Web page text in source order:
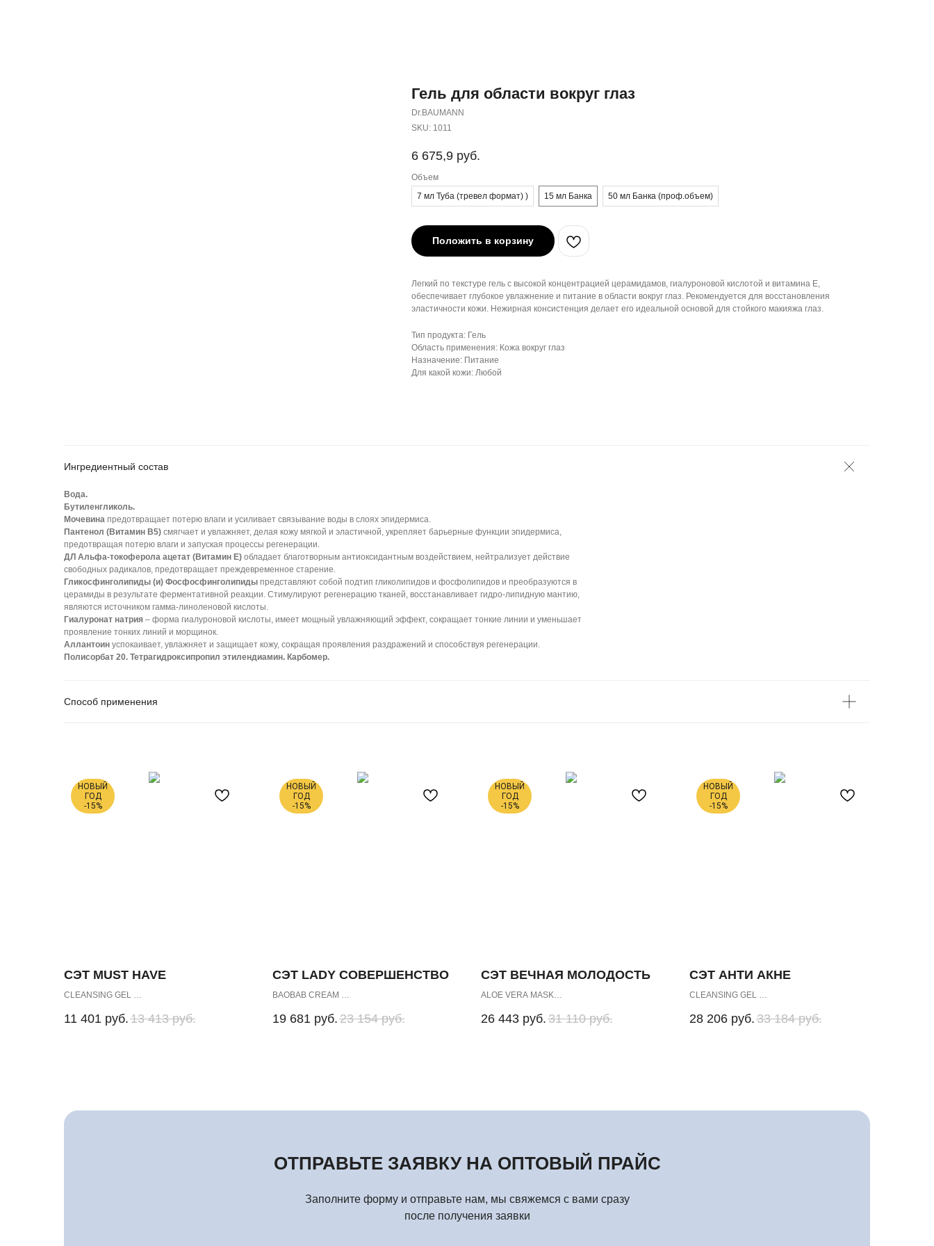
Гель для области вокруг глаз
Dr.BAUMANN
SKU: 1011
6 675,9 руб.
Объем
7 мл Туба (тревел формат) )
15 мл Банка 50 мл Банка (проф.объем)
Положить в корзину
Легкий по текстуре гель с высокой концентрацией церамидамов, гиалуроновой кислотой и витамина Е,
обеспечивает глубокое увлажнение и питание в области вокруг глаз. Рекомендуется для восстановления
эластичности кожи. Нежирная консистенция делает его идеальной основой для стойкого макияжа глаз.
Тип продукта: Гель
Область применения: Кожа вокруг глаз
Назначение: Питание
Для какой кожи: Любой
Ингредиентный состав
Вода.
Бутиленгликоль.
Мочевина предотвращает потерю влаги и усиливает связывание воды в слоях эпидермиса.
Пантенол (Витамин B5) смягчает и увлажняет, делая кожу мягкой и эластичной, укрепляет барьерные функции эпидермиса,
предотвращая потерю влаги и запуская процессы регенерации.
ДЛ Альфа-токоферола ацетат (Витамин Е) обладает благотворным антиоксидантным воздействием, нейтрализует действие
свободных радикалов, предотвращает преждевременное старение.
Гликосфинголипиды (и) Фосфосфинголипиды представляют собой подтип гликолипидов и фосфолипидов и преобразуются в
церамиды в результате ферментативной реакции. Стимулируют регенерацию тканей, восстанавливает гидро-липидную мантию,
являются источником гамма-линоленовой кислоты.
Гиалуронат натрия – форма гиалуроновой кислоты, имеет мощный увлажняющий эффект, сокращает тонкие линии и уменьшает
проявление тонких линий и морщинок.
Аллантоин успокаивает, увлажняет и защищает кожу, сокращая проявления раздражений и способствуя регенерации.
Полисорбат 20. Тетрагидроксипропил этилендиамин. Карбомер.
Способ применения
НОВЫЙ
ГОД
-15%
СЭТ MUST HAVE
CLEANSING GEL
PEELING Medium
11 401 руб. 13 413 руб.
НОВЫЙ
ГОД
-15%
СЭТ LADY СОВЕРШЕНСТВО
BAOBAB CREAM
BAOBAB HAND CREAM
19 681 руб. 23 154 руб.
НОВЫЙ
ГОД
-15%
СЭТ ВЕЧНАЯ МОЛОДОСТЬ
ALOE VERA MASK
GLUCOSAMIN
26 443 руб. 31 110 руб.
НОВЫЙ
ГОД
-15%
СЭТ АНТИ АКНЕ
CLEANSING GEL
LIPOSOME ACTIVE CARE
28 206 руб. 33 184 руб.
ОТПРАВЬТЕ ЗАЯВКУ НА ОПТОВЫЙ ПРАЙС
Заполните форму и отправьте нам, мы свяжемся с вами сразу
после получения заявки